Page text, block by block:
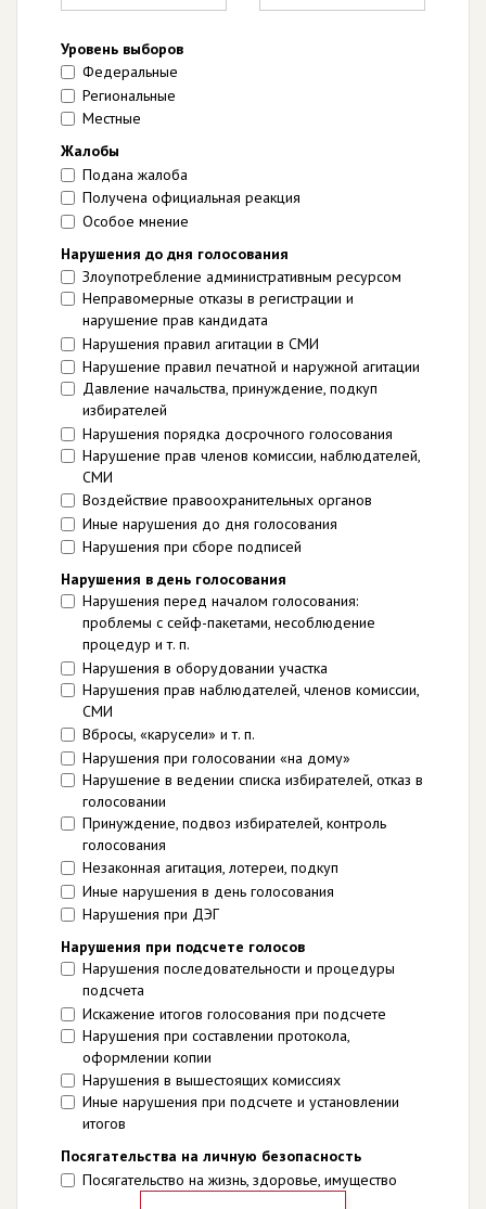
Уровень выборов
Федеральные
Региональные
Местные
Жалобы
Подана жалоба
Получена официальная реакция
Особое мнение
Нарушения до дня голосования
Злоупотребление административным ресурсом
Неправомерные отказы в регистрации и
нарушение прав кандидата
Нарушения правил агитации в СМИ
Нарушение правил печатной и наружной агитации
Давление начальства, принуждение, подкуп
избирателей
Нарушения порядка досрочного голосования
Нарушение прав членов комиссии, наблюдателей,
СМИ
Воздействие правоохранительных органов
Иные нарушения до дня голосования
Нарушения при сборе подписей
Нарушения в день голосования
Нарушения перед началом голосования:
проблемы с сейф-пакетами, несоблюдение
процедур и т. п.
Нарушения в оборудовании участка
Нарушения прав наблюдателей, членов комиссии,
СМИ
Вбросы, «карусели» и т. п.
Нарушения при голосовании «на дому»
Нарушение в ведении списка избирателей, отказ в
голосовании
Принуждение, подвоз избирателей, контроль
голосования
Незаконная агитация, лотереи, подкуп
Иные нарушения в день голосования
Нарушения при ДЭГ
Нарушения при подсчете голосов
Нарушения последовательности и процедуры
подсчета
Искажение итогов голосования при подсчете
Нарушения при составлении протокола,
оформлении копии
Нарушения в вышестоящих комиссиях
Иные нарушения при подсчете и установлении
итогов
Посягательства на личную безопасность
Посягательство на жизнь, здоровье, имущество